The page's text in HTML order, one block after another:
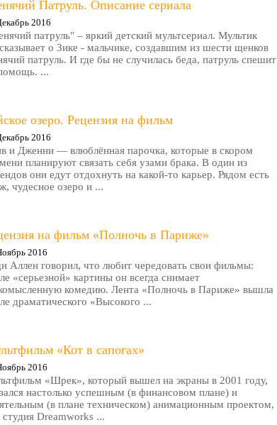
Патруль. Описание сериала
2016
патруль" – яркий детский мультсериал. Мультик
о Зике - мальчике, создавшим из шести щенков
патруль. И где бы не случилась беда, патруль спешит
...
озеро. Рецензия на фильм
2016
и Дженни — влюблённая парочка, которые в скором
планируют связать себя узами брака. В один из
они едут отдохнуть на какой-то карьер. Рядом есть
чудесное озеро и ...
на фильм «Полночь в Париже»
2016
Аллен говорил, что любит чередовать свои фильмы:
«серьезной» картины он всегда снимает
комедию. Лента «Полночь в Париже» вышла
драматического «Высокого ...
«Кот в сапогах»
2016
«Шрек», который вышел на экраны в 2001 году,
настолько успешным (в финансовом плане) и
(в плане техническом) анимационным проектом,
студия Dreamworks ...